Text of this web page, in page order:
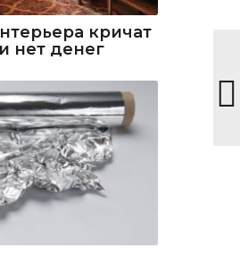
кричат
нет денег